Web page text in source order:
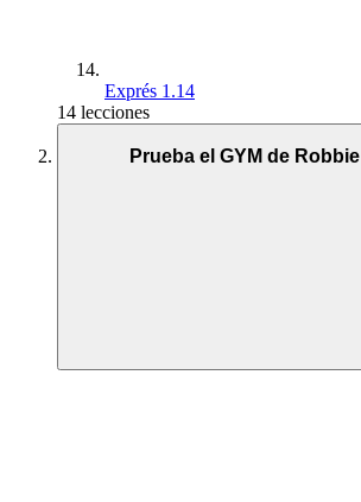
Exprés 1.14
14 lecciones
Prueba el GYM de Robbie